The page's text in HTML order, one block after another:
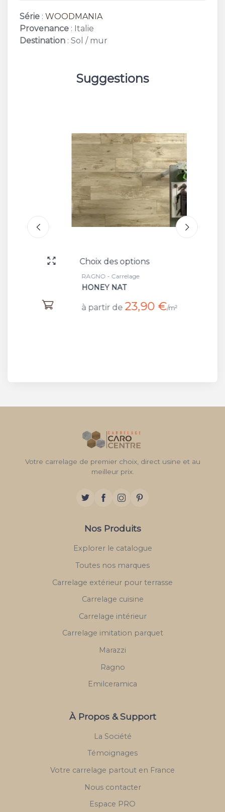
Série : WOODMANIA
Provenance : Italie
Destination : Sol / mur
Suggestions
Choix des options
RAGNO - Carrelage
HONEY NAT
à partir de 23,90 €/m²
Votre carrelage de premier choix, direct usine et au
meilleur prix.
Nos Produits
Explorer le catalogue
Toutes nos marques
Carrelage extérieur pour terrasse
Carrelage cuisine
Carrelage intérieur
Carrelage imitation parquet
Marazzi
Ragno
Emilceramica
À Propos & Support
La Société
Témoignages
Votre carrelage partout en France
Nous contacter
Espace PRO